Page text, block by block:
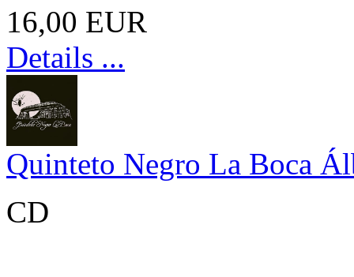
16,00 EUR
Details ...
Quinteto Negro La Boca
CD